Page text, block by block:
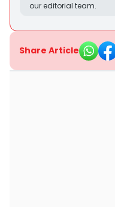
our editorial team.
Share Article